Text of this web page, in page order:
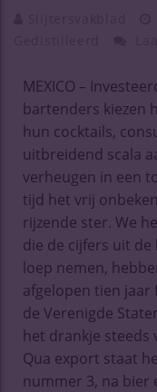
MEXICO –
bartenders kiezen
hun cocktails,
uitbreidend scala
verheugen in een
tijd het vrij
rijzende ster. We
die de cijfers uit
loep nemen,
afgelopen tien jaar
de Verenigde
het drankje steeds
Qua export staat
nummer 3, na bier